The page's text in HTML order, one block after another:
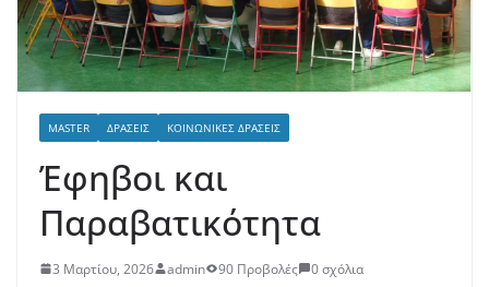
MASTER ΔΡΆΣΕΙΣ ΚΟΙΝΩΝΙΚΈΣ ΔΡΆΣΕΙΣ
Έφηβοι και
Παραβατικότητα
3 Μαρτίου, 2026 admin 90 Προβολές 0 σχόλια